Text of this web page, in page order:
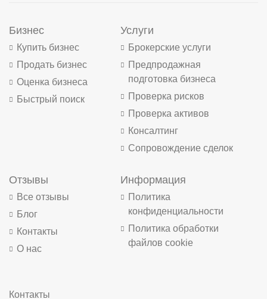
Бизнес
Купить бизнес
Продать бизнес
Оценка бизнеса
Быстрый поиск
Услуги
Брокерские услуги
Предпродажная
подготовка бизнеса
Проверка рисков
Проверка активов
Консалтинг
Сопровождение сделок
Отзывы
Все отзывы
Блог
Контакты
О нас
Информация
Политика
конфиденциальности
Политика обработки
файлов cookie
Контакты